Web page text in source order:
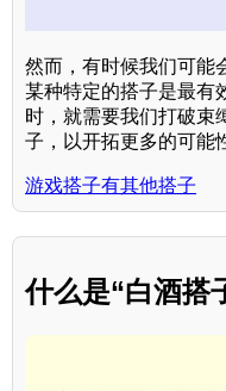
然而，有时候我们可能
某种特定的搭子是最有
时，就需要我们打破束
子，以开拓更多的可能
游戏搭子有其他搭子
什么是“白酒搭